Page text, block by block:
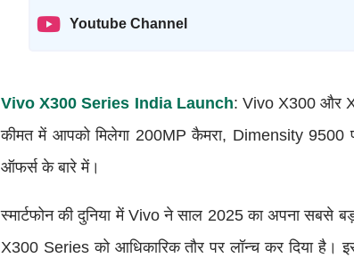
Youtube Channel
Vivo X300 Series India Launch: Vivo X300 और
कीमत में आपको मिलेगा 200MP कैमरा, Dimensity
ऑफर्स के बारे में।
स्मार्टफोन की दुनिया में Vivo ने साल 2025 का अपना सबसे
X300 Series को आधिकारिक तौर पर लॉन्च कर दिया